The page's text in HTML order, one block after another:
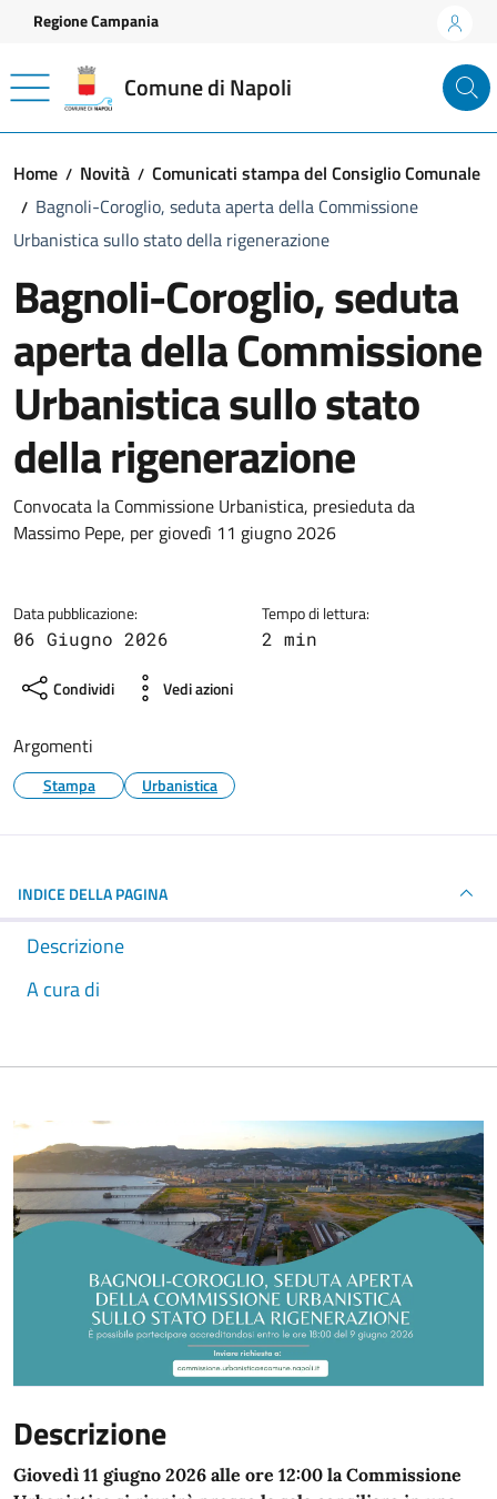
Vai ai contenuti
Vai al footer
Regione Campania
Comune di Napoli
Home Novità
Comunicati stampa del Consiglio Comunale
Bagnoli-Coroglio, seduta aperta della Commissione
Urbanistica sullo stato della rigenerazione
Bagnoli-Coroglio, seduta
aperta della Commissione
Urbanistica sullo stato
della rigenerazione
Dettagli della notizia
Convocata la Commissione Urbanistica, presieduta da
Massimo Pepe, per giovedì 11 giugno 2026
Data pubblicazione:
06 Giugno 2026
Tempo di lettura:
2 min
Condividi Vedi azioni
Argomenti
Stampa Urbanistica
INDICE DELLA PAGINA
Descrizione
A cura di
Descrizione
Giovedì 11 giugno 2026 alle ore 12:00 la Commissione